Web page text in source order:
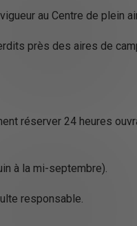
au Centre de plein
près des aires de
réserver 24 heures
à la mi-septembre).
responsable.